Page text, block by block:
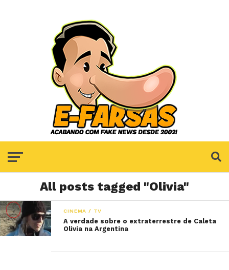
All posts tagged "Olivia"
CINEMA / TV
A verdade sobre o extraterrestre de Caleta
Olivia na Argentina